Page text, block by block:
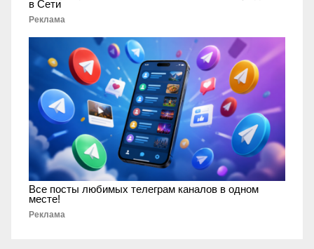
в Сети
Реклама
Все посты любимых телеграм каналов в одном
месте!
Реклама